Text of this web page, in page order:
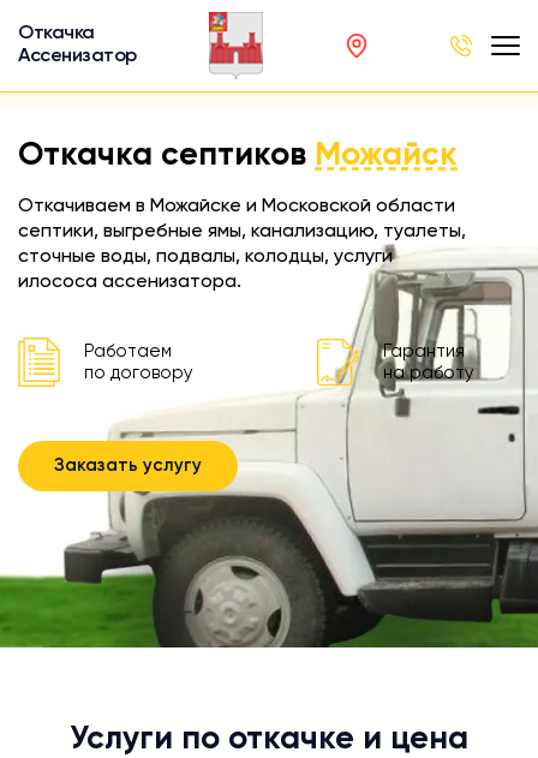
Откачка
Ассенизатор
Откачка септиков Можайск
Откачиваем в Можайске и Московской области
септики, выгребные ямы, канализацию, туалеты,
сточные воды, подвалы, колодцы, услуги
илососа ассенизатора.
Работаем
по договору
Гарантия
на работу
Заказать услугу
Услуги по откачке и цена